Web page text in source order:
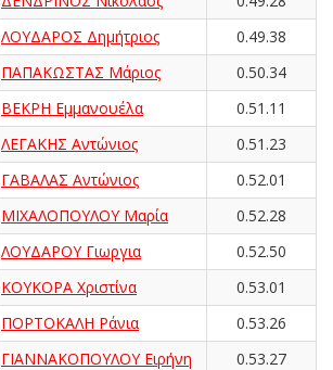
ΛΟΥΔΑΡΟΣ Δημήτριος
0.49.38
ΠΑΠΑΚΩΣΤΑΣ Μάριος
0.50.34
ΒΕΚΡΗ Εμμανουέλα
0.51.11
ΛΕΓΑΚΗΣ Αντώνιος
0.51.23
ΓΑΒΑΛΑΣ Αντώνιος
0.52.01
ΜΙΧΑΛΟΠΟΥΛΟΥ Μαρία
0.52.28
ΛΟΥΔΑΡΟΥ Γιωργια
0.52.50
ΚΟΥΚΟΡΑ Χριστίνα
0.53.01
ΠΟΡΤΟΚΑΛΗ Ράνια
0.53.26
ΓΙΑΝΝΑΚΟΠΟΥΛΟΥ Ειρήνη
0.53.27